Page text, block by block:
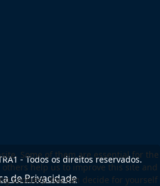
- Todos os direitos reservados.
de Privacidade
Some of them are essential for the
help us to improve this site and
cookies). You can decide for yourself